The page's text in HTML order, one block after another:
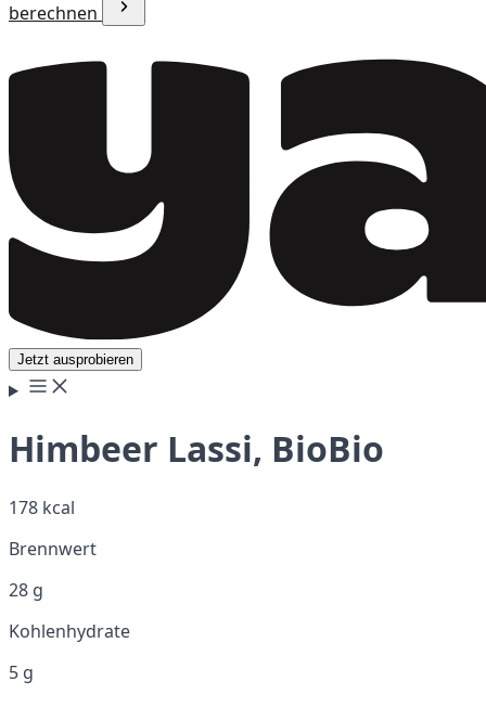
berechnen
Jetzt ausprobieren
Himbeer Lassi, BioBio
178 kcal
Brennwert
28 g
Kohlenhydrate
5 g